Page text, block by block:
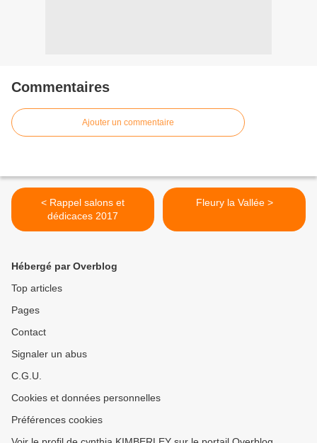
Commentaires
Ajouter un commentaire
< Rappel salons et
dédicaces 2017
Fleury la Vallée >
Hébergé par Overblog
Top articles
Pages
Contact
Signaler un abus
C.G.U.
Cookies et données personnelles
Préférences cookies